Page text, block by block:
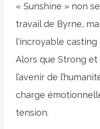
« Sunshine » non
travail de Byrne,
l'incroyable casting
Alors que Strong
l’avenir de
charge
tension.